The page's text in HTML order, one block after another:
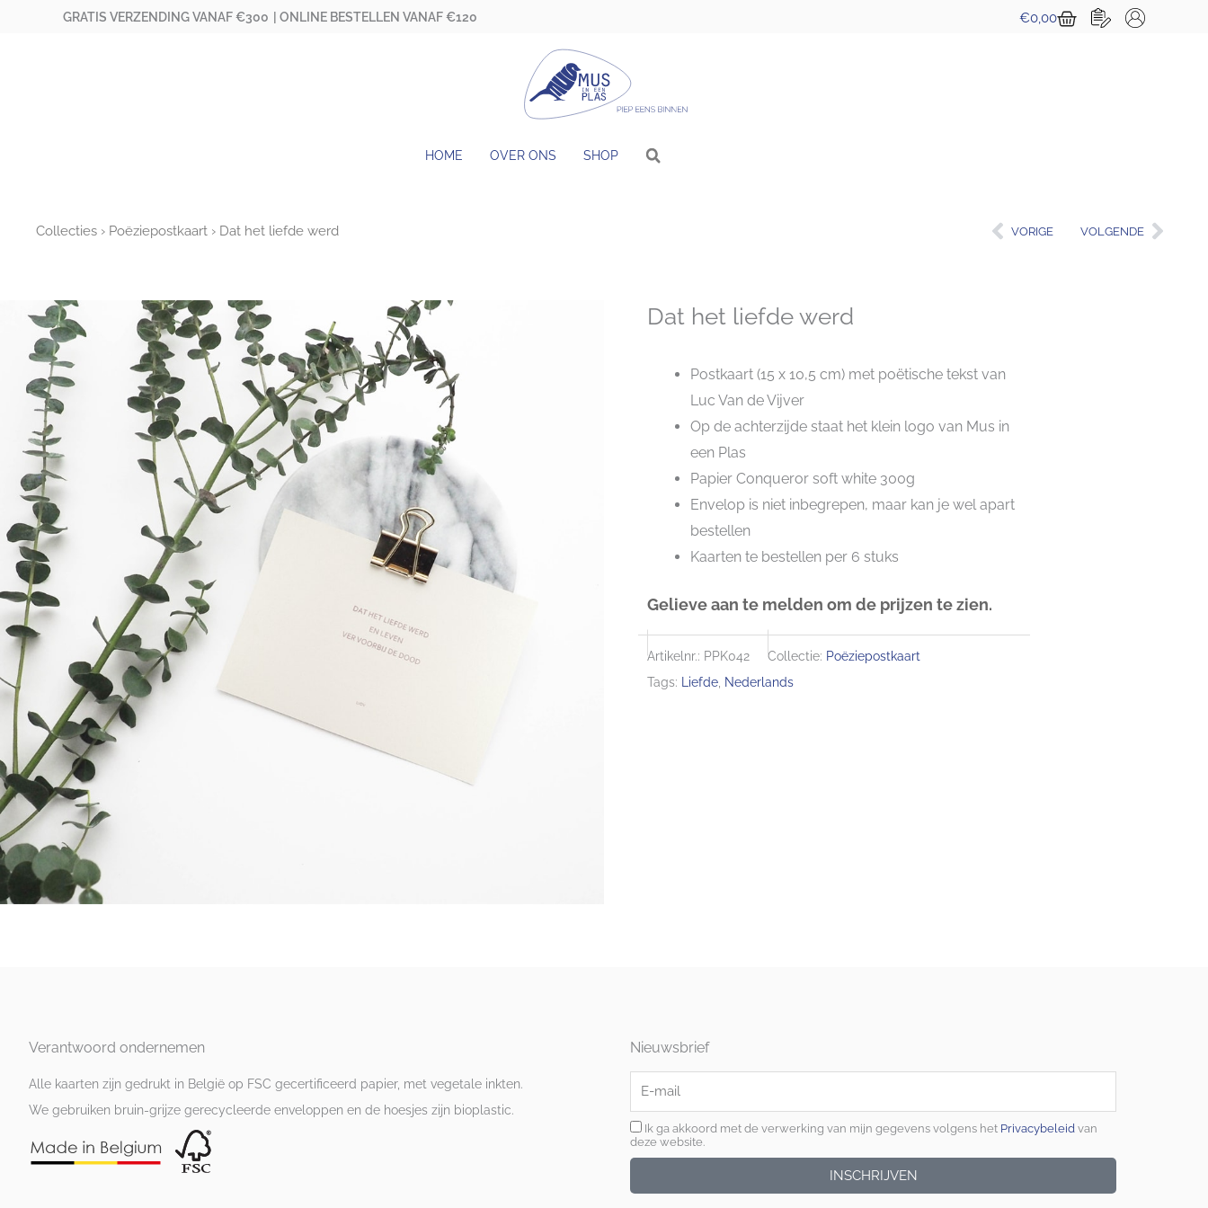
GRATIS VERZENDING VANAF €300 | ONLINE BESTELLEN VANAF €120 €0,00Winkelwagen
HOME OVER ONS SHOP
Collecties › Poëziepostkaart › Dat het liefde werd Vorige
VORIGE VOLGENDE
Dat het liefde werd
Postkaart (15 x 10,5 cm) met poëtische tekst van
Luc Van de Vijver
Op de achterzijde staat het klein logo van Mus in
een Plas
Papier Conqueror soft white 300g
Envelop is niet inbegrepen, maar kan je wel apart
bestellen
Kaarten te bestellen per 6 stuks
Gelieve aan te melden om de prijzen te zien.
Artikelnr.: PPK042 Collectie: Poëziepostkaart
Tags: Liefde Nederlands
Verantwoord ondernemen
Alle kaarten zijn gedrukt in België op FSC gecertificeerd papier, met vegetale inkten.
We gebruiken bruin-grijze gerecycleerde enveloppen en de hoesjes zijn bioplastic.
Nieuwsbrief
E-
mail
Ik ga akkoord met de verwerking van mijn gegevens volgens het Privacybeleid van
deze website.
INSCHRIJVEN